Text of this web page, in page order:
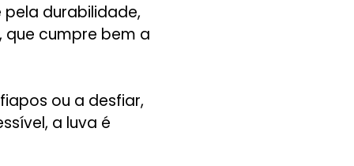
durabilidade,
cumpre bem a
ou a desfiar,
a luva é